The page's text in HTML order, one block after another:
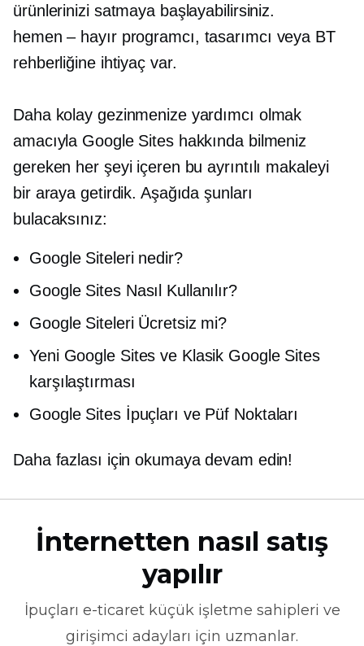
ürünlerinizi satmaya başlayabilirsiniz.
hemen – hayırprogramcı, tasarımcı veya BT
rehberliğine ihtiyaç var.
Daha kolay gezinmenize yardımcı olmak
amacıyla Google Sites hakkında bilmeniz
gereken her şeyi içeren bu ayrıntılı makaleyi
bir araya getirdik. Aşağıda şunları
bulacaksınız:
Google Siteleri nedir?
Google Sites Nasıl Kullanılır?
Google Siteleri Ücretsiz mi?
Yeni Google Sites ve Klasik Google Sites
karşılaştırması
Google Sites İpuçları ve Püf Noktaları
Daha fazlası için okumaya devam edin!
İnternetten nasıl satış
yapılır
İpuçları e-ticaretküçük işletme sahipleri ve
girişimci adayları için uzmanlar.